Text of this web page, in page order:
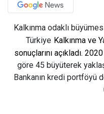
Kalkınma odaklı
Türkiye Kalkınma ve
sonuçlarını açıkladı. 2020
göre 45 büyüterek
Bankanın kredi portföyü